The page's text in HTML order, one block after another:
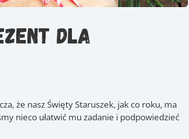
dla
że nasz Święty Staruszek, jak co roku, ma
nieco ułatwić mu zadanie i podpowiedzieć